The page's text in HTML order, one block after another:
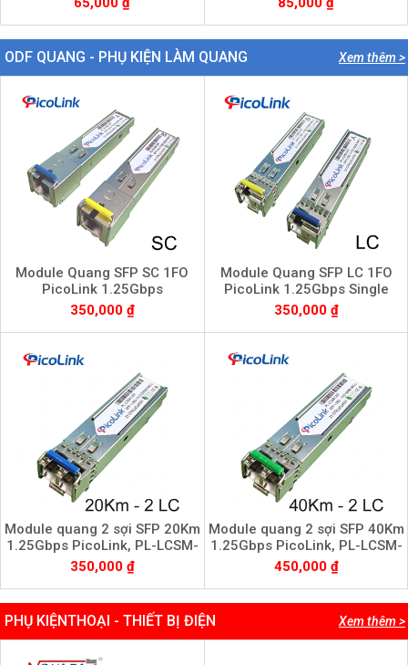
Xem thêm >
ODF QUANG - PHỤ KIỆN LÀM QUANG
Module Quang SFP SC 1FO
PicoLink 1.25Gbps
SingleMode Fiber A/B, PL-
SCSM-L20T
350,000 ₫
Module Quang SFP LC 1FO
PicoLink 1.25Gbps Single
Mode Fiber A/B, PL-LCSM-
L20T
350,000 ₫
Module quang 2 sợi SFP 20Km
1.25Gbps PicoLink, PL-LCSM-
L20T
350,000 ₫
Module quang 2 sợi SFP 40Km
1.25Gbps PicoLink, PL-LCSM-
L40T
450,000 ₫
Xem thêm >
PHỤ KIỆNTHOẠI - THIẾT BỊ ĐIỆN